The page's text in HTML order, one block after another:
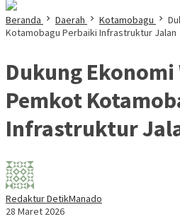
Beranda Daerah Kotamobagu
Kotamobagu Perbaiki Infrastruktur Jalan
Dukung Ekonomi
Pemkot
Infrastruktur
Redaktur DetikManado
28 Maret 2026